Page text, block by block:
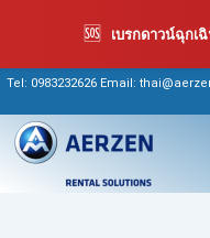
🆘 เบรกดาวน์ฉุกเ
content
Tel: 0983232626 Email: